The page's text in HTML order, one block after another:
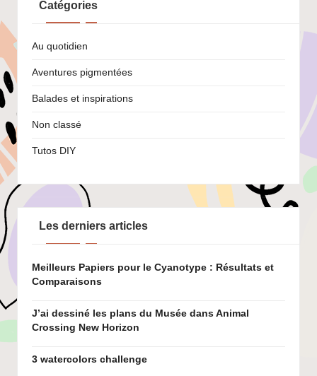
Catégories
Au quotidien
Aventures pigmentées
Balades et inspirations
Non classé
Tutos DIY
Les derniers articles
Meilleurs Papiers pour le Cyanotype : Résultats et
Comparaisons
J’ai dessiné les plans du Musée dans Animal
Crossing New Horizon
3 watercolors challenge